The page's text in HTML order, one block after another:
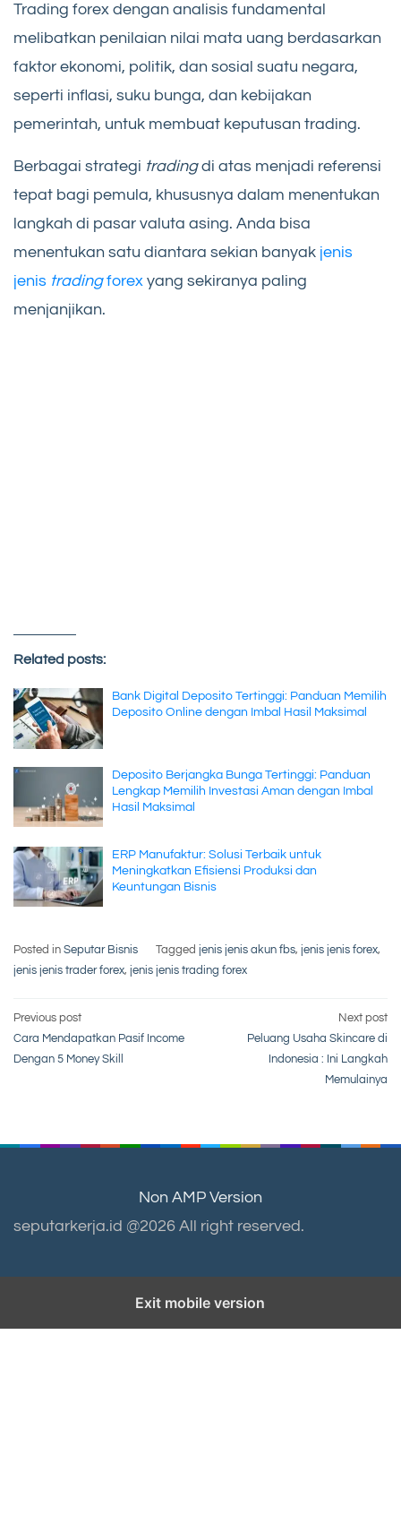
Trading forex dengan analisis fundamental
melibatkan penilaian nilai mata uang berdasarkan
faktor ekonomi, politik, dan sosial suatu negara,
seperti inflasi, suku bunga, dan kebijakan
pemerintah, untuk membuat keputusan trading.
Berbagai strategi tradingdi atas menjadi referensi
tepat bagi pemula, khususnya dalam menentukan
langkah di pasar valuta asing. Anda bisa
menentukan satu diantara sekian banyak jenis
jenis tradingforex yang sekiranya paling
menjanjikan.
Related posts:
Bank Digital Deposito Tertinggi: Panduan Memilih
Deposito Online dengan Imbal Hasil Maksimal
Deposito Berjangka Bunga Tertinggi: Panduan
Lengkap Memilih Investasi Aman dengan Imbal
Hasil Maksimal
ERP Manufaktur: Solusi Terbaik untuk
Meningkatkan Efisiensi Produksi dan
Keuntungan Bisnis
Posted in Seputar Bisnis Tagged jenis jenis akun fbs, jenis jenis forex,
jenis jenis trader forex, jenis jenis trading forex
Post
navigation
Previous post
Cara Mendapatkan Pasif Income
Dengan 5 Money Skill
Next post
Peluang Usaha Skincare di
Indonesia : Ini Langkah
Memulainya
Non AMP Version
seputarkerja.id @2026 All right reserved.
Exit mobile version